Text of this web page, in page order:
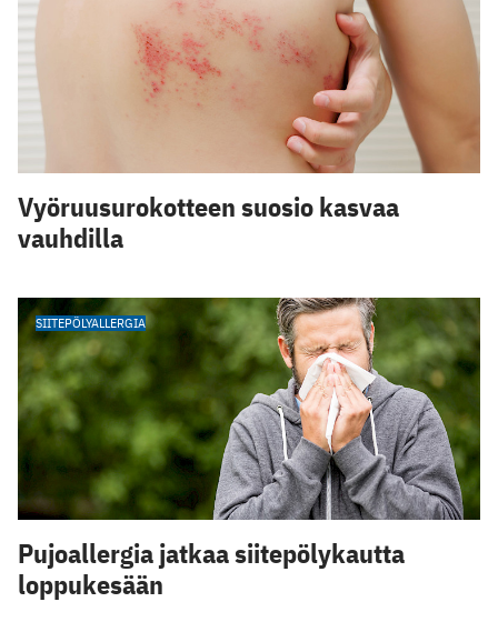
Vyöruusurokotteen suosio kasvaa
vauhdilla
SIITEPÖLYALLERGIA
Pujoallergia jatkaa siitepölykautta
loppukesään